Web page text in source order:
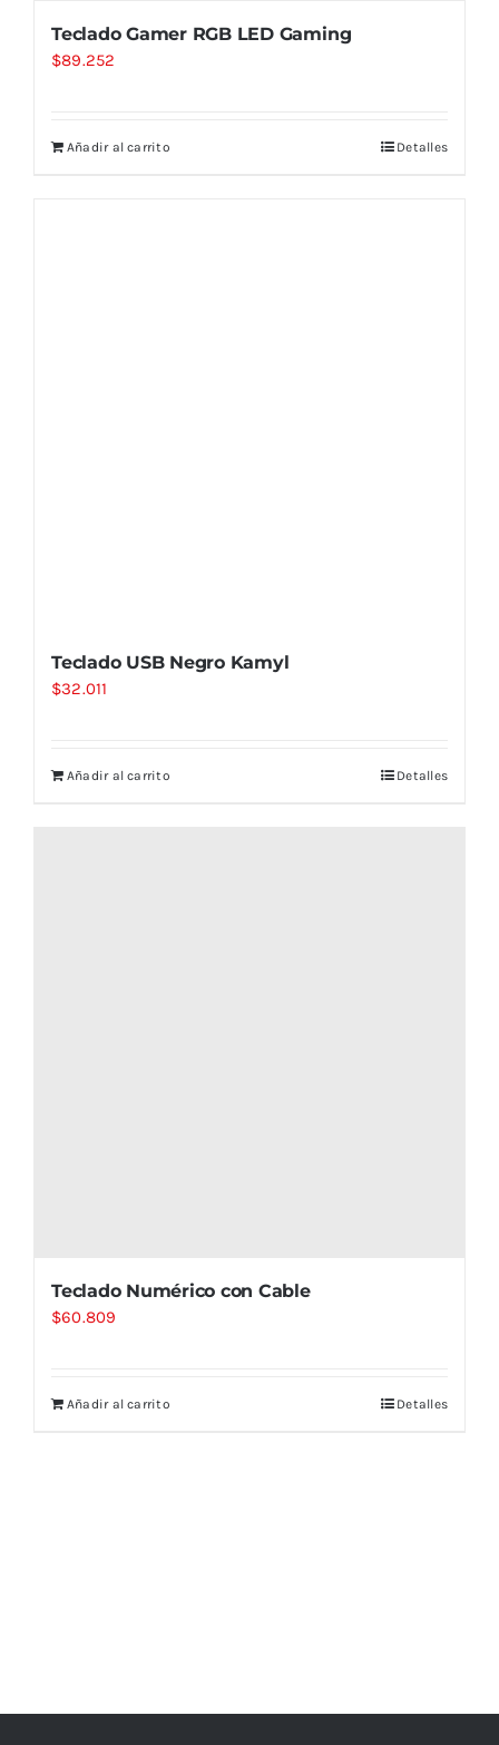
Teclado Gamer RGB LED Gaming
$89.252
Añadir al carrito Detalles
Teclado USB Negro Kamyl
$32.011
Añadir al carrito Detalles
Teclado Numérico con Cable
$60.809
Añadir al carrito Detalles